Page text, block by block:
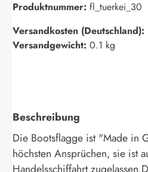
Produktnummer: fl_tuerkei_30
Versandkosten (Deutschland):
Versandgewicht: 0.1 kg
Beschreibung
Die Bootsflagge ist "Made in
höchsten Ansprüchen, sie ist